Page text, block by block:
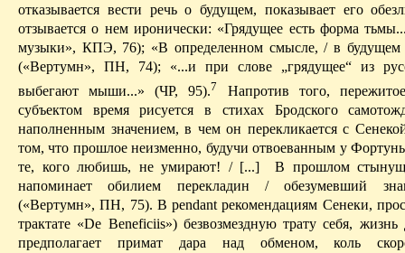
отказывается вести речь о будущем, показывает его
отзывается о нем иронически: «Грядущее есть форма
музыки», КПЭ, 76); «В опреде­ленном смысле, / в будущем
(«Вертумн», ПН, 74); «...и при слове „грядущее“ из
выбегают мыши...» (ЧP, 95).7 Напротив того,
субъектом время рисуется в стихах Бродского
наполненным значением, в чем он перекликается с
том, что прошлое неизменно, будучи отвоеванным у
те, кого любишь, не умирают! / [...]
В прошлом
напоминает обилием перекладин / обезумевший
(«Вертумн», ПН, 75). В pendant рекомендациям Сенеки,
трактате «De Beneficiis») безвозмездную трату себя, жизнь
предполагает примат дара над обменом, коль